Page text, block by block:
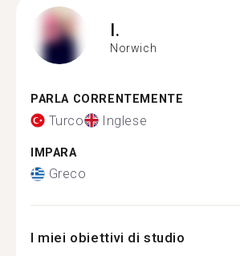
I.
Norwich
PARLA CORRENTEMENTE
Turco Inglese
IMPARA
Greco
I miei obiettivi di studio